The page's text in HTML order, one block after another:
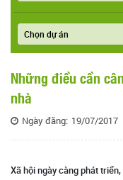
Những điều cần
nhà
Ngày đăng: 19/07/2017
Xã hội ngày càng phát